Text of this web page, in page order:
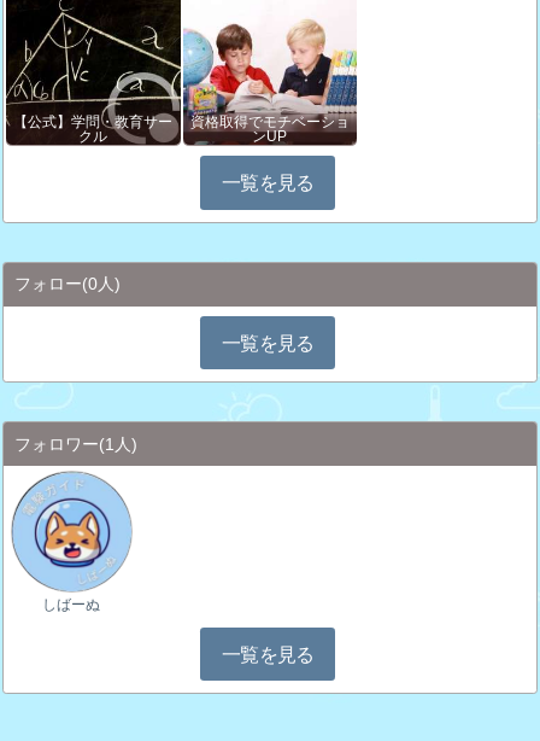
【公式】学問・教育サー
クル
資格取得でモチベーショ
ンUP
一覧を見る
フォロー(0人)
一覧を見る
フォロワー(1人)
しばーぬ
一覧を見る